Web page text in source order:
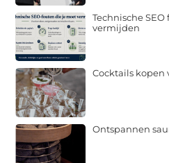
Technische
vermijden
Cocktails kopen
Ontspannen